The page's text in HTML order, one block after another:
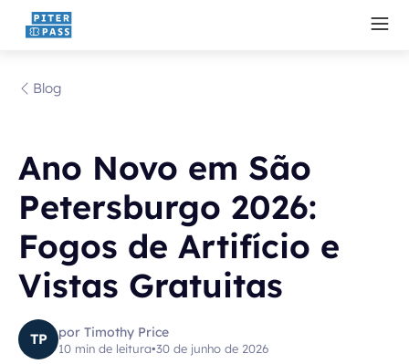
Blog
Ano Novo em São
Petersburgo 2026:
Fogos de Artifício e
Vistas Gratuitas
TP por Timothy Price
10 min de leitura•30 de junho de 2026